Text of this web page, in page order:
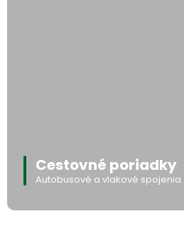
Cestovné poriadky
Autobusové a vlakové spojenia